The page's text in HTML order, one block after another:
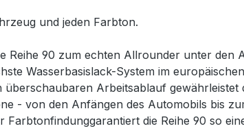
und jeden Farbton.
Reihe 90 zum echten Allrounder unter
Wasserbasislack-System im
Arbeitsablauf gewährleistet
- von den Anfängen des Automobils bis
die Reihe 90 so